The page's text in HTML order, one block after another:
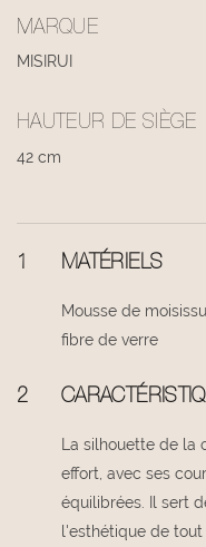
MARQUE
MISIRUI
HAUTEUR DE SIÈGE
42 cm
1 MATÉRIELS
Mousse de
fibre de verre
2
La silhouette de
effort, avec ses
équilibrées. Il sert
l'esthétique de tout